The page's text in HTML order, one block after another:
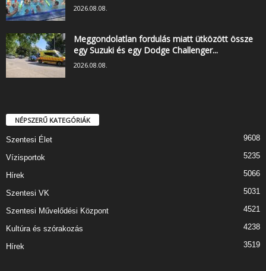
2026.08.08.
Meggondolatlan fordulás miatt ütközött össze
egy Suzuki és egy Dodge Challenger...
2026.08.08.
NÉPSZERŰ KATEGÓRIÁK
Szentesi Élet 9608
Vízisportok 5235
Hírek 5066
Szentesi VK 5031
Szentesi Művelődési Központ 4521
Kultúra és szórakozás 4238
Hírek 3519